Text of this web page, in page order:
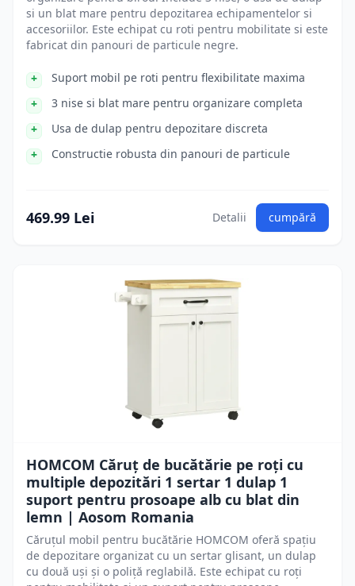
si un blat mare pentru depozitarea echipamentelor si
accesoriilor. Este echipat cu roti pentru mobilitate si este
fabricat din panouri de particule negre.
Suport mobil pe roti pentru flexibilitate maxima
3 nise si blat mare pentru organizare completa
Usa de dulap pentru depozitare discreta
Constructie robusta din panouri de particule
469.99 Lei Detalii cumpără
HOMCOM Căruț de bucătărie pe roți cu
multiple depozitări 1 sertar 1 dulap 1
suport pentru prosoape alb cu blat din
lemn | Aosom Romania
Căruțul mobil pentru bucătărie HOMCOM oferă spațiu
de depozitare organizat cu un sertar glisant, un dulap
cu două uși și o poliță reglabilă. Este echipat cu roți